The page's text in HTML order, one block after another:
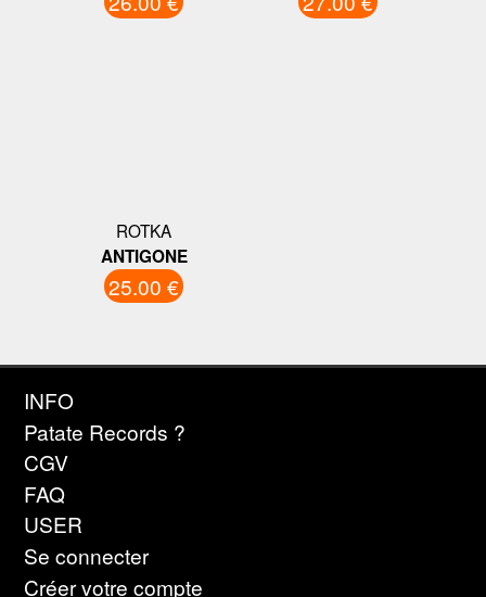
ROTKA
ANTIGONE
25.00 €
INFO
Patate Records ?
CGV
FAQ
USER
Se connecter
Créer votre compte